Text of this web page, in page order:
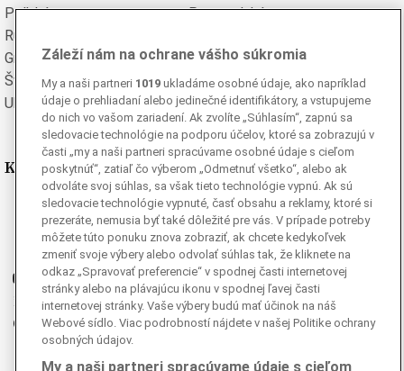
Poľská
Portugalská
Rumunská
Grécka
Španielska
Švédska
Turecká
Ukrajinská
Vietnamská
Kde nás nájdete
Facebook
Instagram
Ganjing
Youtube
Twitter
Telegram
RSS
Záleží nám na ochrane vášho súkromia
My a naši partneri 1019 ukladáme osobné údaje, ako napríklad
údaje o prehliadaní alebo jedinečné identifikátory, a vstupujeme
do nich vo vašom zariadení. Ak zvolíte „Súhlasím“, zapnú sa
sledovacie technológie na podporu účelov, ktoré sa zobrazujú v
časti „my a naši partneri spracúvame osobné údaje s cieľom
poskytnúť“, zatiaľ čo výberom „Odmetnuť všetko“, alebo ak
odvoláte svoj súhlas, sa však tieto technológie vypnú. Ak sú
sledovacie technológie vypnuté, časť obsahu a reklamy, ktoré si
prezeráte, nemusia byť také dôležité pre vás. V prípade potreby
môžete túto ponuku znova zobraziť, ak chcete kedykoľvek
zmeniť svoje výbery alebo odvolať súhlas tak, že kliknete na
odkaz „Spravovať preferencie“ v spodnej časti internetovej
stránky alebo na plávajúcu ikonu v spodnej ľavej časti
internetovej stránky. Vaše výbery budú mať účinok na náš
Webové sídlo. Viac podrobností nájdete v našej Politike ochrany
osobných údajov.
My a naši partneri spracúvame údaje s cieľom